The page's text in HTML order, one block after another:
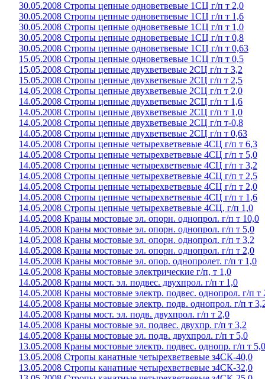
30.05.2008 Стропы цепные одноветвевые 1СЦ г/п т 2,0
30.05.2008 Стропы цепные одноветвевые 1СЦ г/п т 1,6
30.05.2008 Стропы цепные одноветвевые 1СЦ г/п т 1,0
30.05.2008 Стропы цепные одноветвевые 1СЦ г/п т 0,8
30.05.2008 Стропы цепные одноветвевые 1СЦ г/п т 0,63
15.05.2008 Стропы цепные одноветвевые 1СЦ г/п т 0,5
15.05.2008 Стропы цепные двухветвевые 2СЦ г/п т 3,2
15.05.2008 Стропы цепные двухветвевые 2СЦ г/п т 2,5
14.05.2008 Стропы цепные двухветвевые 2СЦ г/п т 2,0
14.05.2008 Стропы цепные двухветвевые 2СЦ г/п т 1,6
14.05.2008 Стропы цепные двухветвевые 2СЦ г/п т 1,0
14.05.2008 Стропы цепные двухветвевые 2СЦ г/п т-0,8
14.05.2008 Стропы цепные двухветвевые 2СЦ г/п т 0,63
14.05.2008 Стропы цепные четырехветвевые 4СЦ г/п т 6,3
14.05.2008 Стропы цепные четырехветвевые 4СЦ г/п т 5,0
14.05.2008 Стропы цепные четырехветвевые 4СЦ г/п т 3,2
14.05.2008 Стропы цепные четырехветвевые 4СЦ г/п т 2,5
14.05.2008 Стропы цепные четырехветвевые 4СЦ г/п т 2,0
14.05.2008 Стропы цепные четырехветвевые 4СЦ г/п т 1,6
14.05.2008 Стропы цепные четырехветвевые 4СЦ, г/п 1,0
14.05.2008 Краны мостовые эл. опорн. однопрол. г/п т 10,0
14.05.2008 Краны мостовые эл. опорн. однопрол. г/п т 5,0
14.05.2008 Краны мостовые эл. опорн. однопрол. г/п т 3,2
14.05.2008 Краны мостовые эл. опорн. однопрол. г/п т 2,0
14.05.2008 Краны мостовые эл. опор. однопролет. г/п т 1,0
14.05.2008 Краны мостовые электрические г/п, т 1,0
14.05.2008 Краны мост. эл. подвес. двухпрол. г/п т 1,0
14.05.2008 Краны мостовые электр. подвес. однопрол. г/п т
14.05.2008 Краны мостовые электр. подв. однопрол. г/п т
14.05.2008 Краны мост. эл. подв. двухпрол. г/п т 2,0
14.05.2008 Краны мостовые эл. подвес. двухпр. г/п т 3,2
14.05.2008 Краны мостовые эл. подв. двухпрол. г/п т 5,0
13.05.2008 Краны мостовые электр. подвес. однопр. г/п т 5,0
13.05.2008 Стропы канатные четырехветвевые з4СК-40,0
13.05.2008 Стропы канатные четырехветвевые з4СК-32,0